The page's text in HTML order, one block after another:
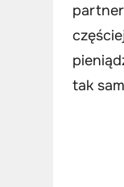
tak